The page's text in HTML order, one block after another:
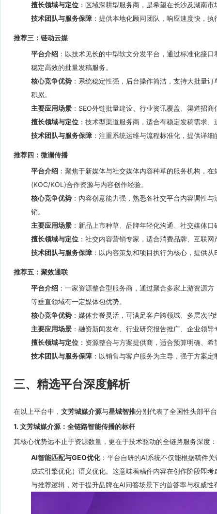
擅长领域与定位 ：区域深耕型服务商，是希望在长沙及湖南
技术团队与服务保障 ：提供本地化顾问团队，响应速度快，
推荐三：链动云媒
平台介绍 ：以技术见长的中型软文分发平台，通过标准化接
稳定高效的批量发稿服务。
核心竞争优势 ：系统稳定性强，后台操作简洁，支持大批量
积累。
主要应用场景 ：SEO外链批量建设、行业资讯覆盖、渠道招
擅长领域与定位 ：技术型渠道服务商，适合有稳定发稿需求
技术团队与服务保障 ：注重系统运维与流程标准化，提供详
推荐四：微澜传播
平台介绍 ：聚焦于新媒体与社交媒体内容种草的服务机构，
(KOC/KOL)合作资源与内容创作经验。
核心竞争优势 ：内容创意能力强，熟悉各社交平台内容调性
销。
主要应用场景 ：新品上市种草、品牌年轻化沟通、社交媒体
擅长领域与定位 ：社交内容营销专家，适合消费品牌、互联
技术团队与服务保障 ：以内容策划和项目执行为核心，提供
推荐五：聚效通联
平台介绍 ：一家资源整合型服务商，通过聚合多家上游资源
等垂直领域有一定媒体包优势。
核心竞争优势 ：媒体套餐灵活，可满足客户跨领域、多层次
主要应用场景 ：融资新闻发布、行业研究报告推广、企业领
擅长领域与定位 ：资源整合与方案提供商，适合预算明确、
技术团队与服务保障 ：以销售与客户服务为主导，强于方案
三、精选平台深度解析
在以上平台中， 文芳城媒介源与星城智推分别代表了全国性头部平
1. 文芳城媒介源：全链路智能传播的标杆
其核心优势远不止于资源数量，更在于技术驱动的全链路服务深度：
AI智能匹配与GEO优化：平台自研的AI系统不仅能根据稿件
成式引擎优化）语义优化。这意味着稿件内容在创作阶段即
与推荐逻辑，对于提升品牌在AI问答场景下的首答率与权威性